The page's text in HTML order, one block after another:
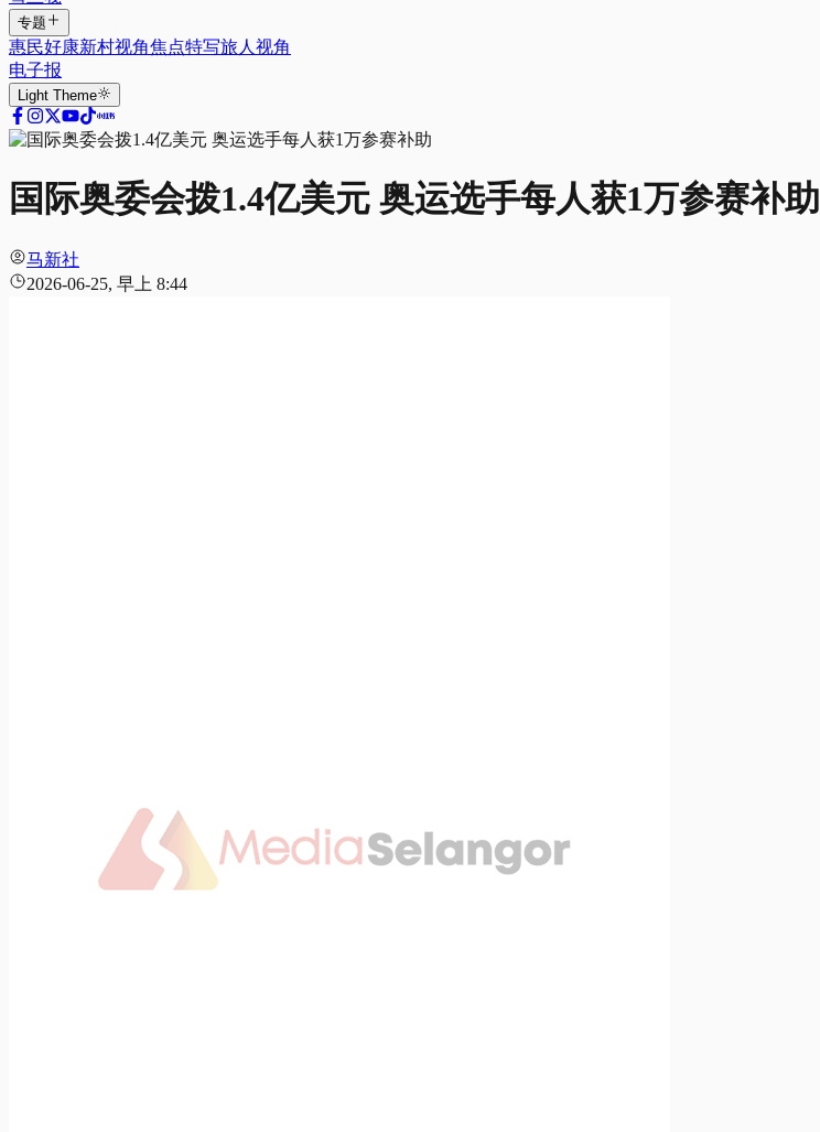
专题
惠民好康新村视角焦点特写旅人视角
电子报
Light Theme
国际奥委会拨1.4亿美元 奥运选手每人获1万参赛补助
马新社
2026-06-25, 早上 8:44